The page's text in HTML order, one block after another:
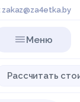
zakaz@za4etka.by
Меню
Рассчитать